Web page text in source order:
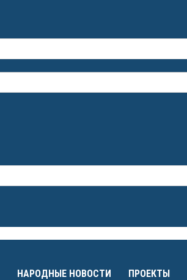
НАРОДНЫЕ НОВОСТИ ПРОЕКТЫ